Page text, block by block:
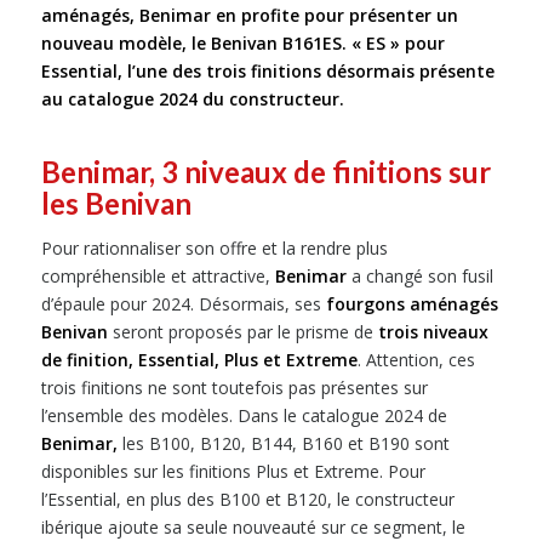
aménagés, Benimar en profite pour présenter un
nouveau modèle, le Benivan B161ES. « ES » pour
Essential, l’une des trois finitions désormais présente
au catalogue 2024 du constructeur.
Benimar, 3 niveaux de finitions sur
les Benivan
Pour rationnaliser son offre et la rendre plus
compréhensible et attractive, Benimara changé son fusil
d’épaule pour 2024. Désormais, ses fourgons aménagés
Benivan seront proposés par le prisme de trois niveaux
de finition, Essential, Plus et Extreme. Attention, ces
trois finitions ne sont toutefois pas présentes sur
l’ensemble des modèles. Dans le catalogue 2024 de
Benimar, les B100, B120, B144, B160 et B190 sont
disponibles sur les finitions Plus et Extreme. Pour
l’Essential, en plus des B100 et B120, le constructeur
ibérique ajoute sa seule nouveauté sur ce segment, le